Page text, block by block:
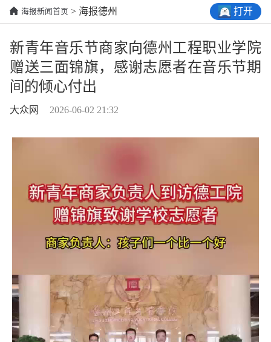
海报新闻首页 > 海报德州 打开
新青年音乐节商家向德州工程职业学院
赠送三面锦旗，感谢志愿者在音乐节期
间的倾心付出
大众网 2026-06-02 21:32